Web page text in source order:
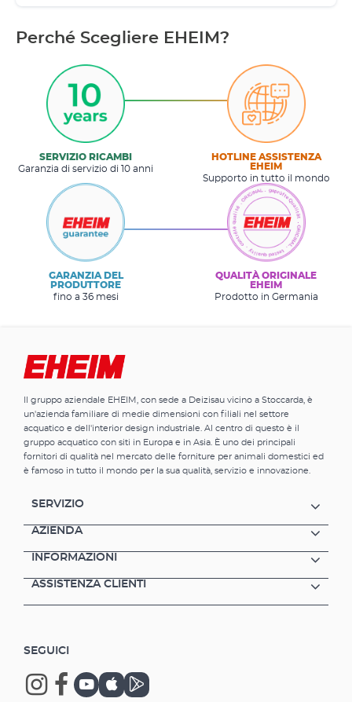
Perché Scegliere EHEIM?
SERVIZIO RICAMBI
Garanzia di servizio di 10 anni
HOTLINE ASSISTENZA
EHEIM
Supporto in tutto il mondo
GARANZIA DEL
PRODUTTORE
fino a 36 mesi
QUALITÀ ORIGINALE
EHEIM
Prodotto in Germania
Il gruppo aziendale EHEIM, con sede a Deizisau vicino a Stoccarda, è
un'azienda familiare di medie dimensioni con filiali nel settore
acquatico e dell'interior design industriale. Al centro di questo è il
gruppo acquatico con siti in Europa e in Asia. È uno dei principali
fornitori di qualità nel mercato delle forniture per animali domestici ed
è famoso in tutto il mondo per la sua qualità, servizio e innovazione.
SERVIZIO
AZIENDA
INFORMAZIONI
ASSISTENZA CLIENTI
SEGUICI